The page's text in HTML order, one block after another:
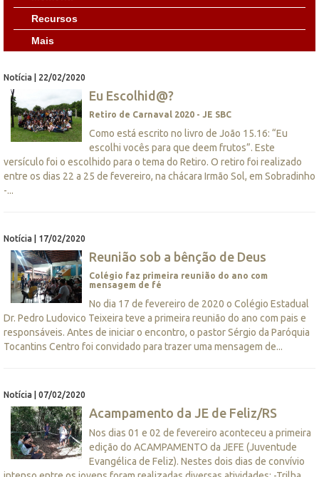
Recursos
Mais
Notícia | 22/02/2020
Eu Escolhid@?
Retiro de Carnaval 2020 - JE SBC
Como está escrito no livro de João 15.16: “Eu
escolhi vocês para que deem frutos”. Este
versículo foi o escolhido para o tema do Retiro. O retiro foi realizado
entre os dias 22 a 25 de fevereiro, na chácara Irmão Sol, em Sobradinho
-...
Notícia | 17/02/2020
Reunião sob a bênção de Deus
Colégio faz primeira reunião do ano com
mensagem de fé
No dia 17 de fevereiro de 2020 o Colégio Estadual
Dr. Pedro Ludovico Teixeira teve a primeira reunião do ano com pais e
responsáveis. Antes de iniciar o encontro, o pastor Sérgio da Paróquia
Tocantins Centro foi convidado para trazer uma mensagem de...
Notícia | 07/02/2020
Acampamento da JE de Feliz/RS
Nos dias 01 e 02 de fevereiro aconteceu a primeira
edição do ACAMPAMENTO da JEFE (Juventude
Evangélica de Feliz). Nestes dois dias de convívio